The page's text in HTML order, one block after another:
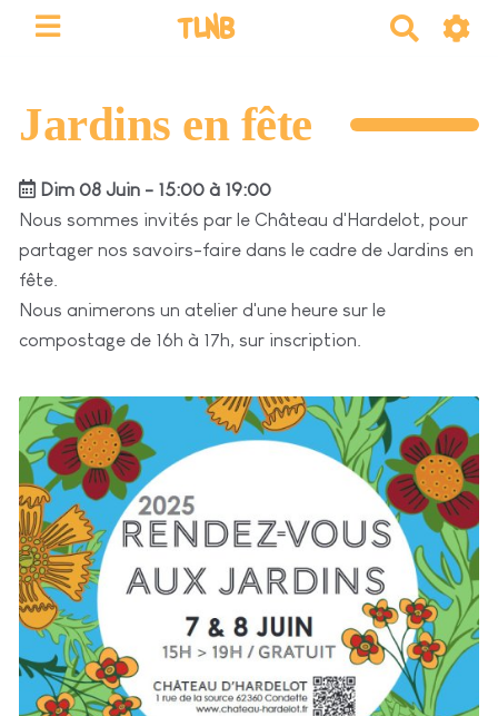
TLNB
e
h
e
Jardins en fête
Dim 08 Juin - 15:00 à 19:00
Nous sommes invités par le Château d'Hardelot, pour
partager nos savoirs-faire dans le cadre de Jardins en
fête.
Nous animerons un atelier d'une heure sur le
compostage de 16h à 17h, sur inscription.